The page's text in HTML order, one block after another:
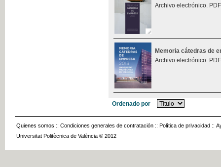
Archivo electrónico.
Memoria cátedras de
Archivo electrónico.
Ordenado por
Quienes somos :: Condiciones generales de contratación :: Política de privacidad ::
Universitat Politècnica de València © 2012